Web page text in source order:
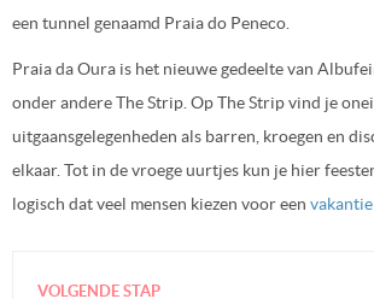
een tunnel genaamd Praia do Peneco.
Praia da Oura is het nieuwe gedeelte van
onder andere The Strip. Op The Strip vind je
uitgaansgelegenheden als barren, kroegen en
elkaar. Tot in de vroege uurtjes kun je hier
logisch dat veel mensen kiezen voor een
VOLGENDE STAP